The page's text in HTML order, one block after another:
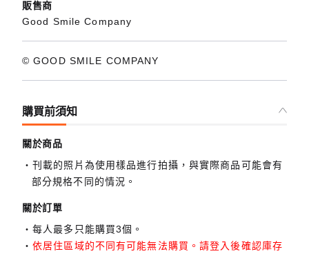
販售商
Good Smile Company
© GOOD SMILE COMPANY
購買前須知
關於商品
刊載的照片為使用樣品進行拍攝，與實際商品可能會有
部分規格不同的情況。
關於訂單
每人最多只能購買3個。
依居住區域的不同有可能無法購買。請登入後確認庫存